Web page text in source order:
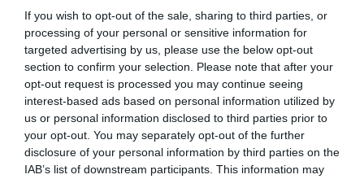
If you wish to opt-out of the sale, sharing to third parties, or
processing of your personal or sensitive information for
targeted advertising by us, please use the below opt-out
section to confirm your selection. Please note that after your
opt-out request is processed you may continue seeing
interest-based ads based on personal information utilized by
us or personal information disclosed to third parties prior to
your opt-out. You may separately opt-out of the further
disclosure of your personal information by third parties on the
IAB’s list of downstream participants. This information may
ότι πατέρας είναι ο 13χρονος αδερφός του
Άνοιξε ξανά ο φάκελος της πτώσης του αγοριού από
το μπαλκόνι